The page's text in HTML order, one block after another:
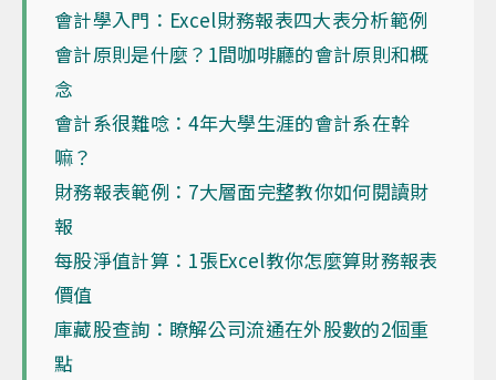
會計學入門：Excel財務報表四大表分析範例
會計原則是什麼？1間咖啡廳的會計原則和概
念
會計系很難唸：4年大學生涯的會計系在幹
嘛？
財務報表範例：7大層面完整教你如何閱讀財
報
每股淨值計算：1張Excel教你怎麼算財務報表
價值
庫藏股查詢：瞭解公司流通在外股數的2個重
點